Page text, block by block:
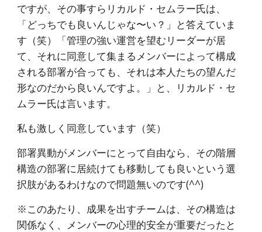
ですが、その事すらリカルド・セムラー氏は、
「どっちでも良いんじゃな〜い？」と答えていま
す（笑）「管理の強い運営を望むリーダーが居
て、それに同意して集まるメンバーによって構成
される部署が合っても、それは本人たちの望んだ
形なのだから良いんですよ。」と、リカルド・セ
ムラー氏は言います。
私も激しく同意しています（笑）
部署異動がメンバーにとって自由なら、その階層
構造の部署に居続けても移動しても良いという選
択肢があるわけなので問題無いのです(^^)
※このあたり、成果を出すチームは、その構造は
関係なく、メンバーの心理的安全が重要だったと